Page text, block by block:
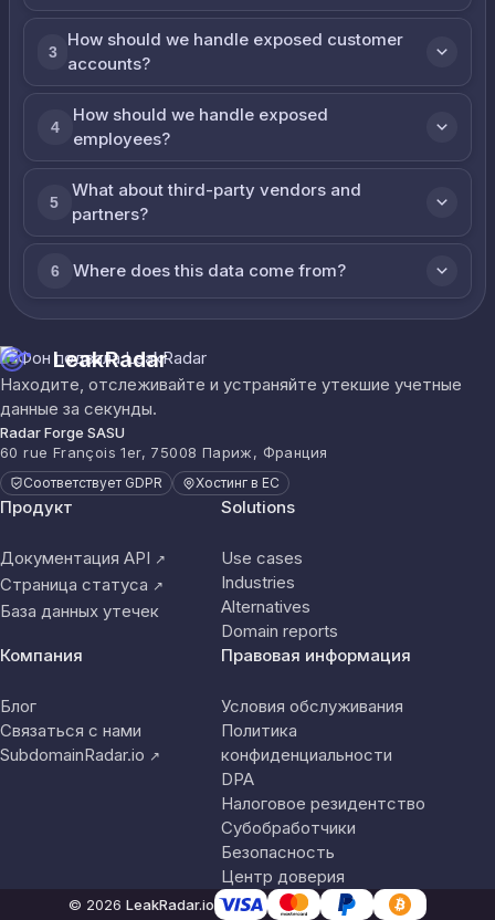
3
How should we handle exposed customer
accounts?
4
How should we handle exposed
employees?
5
What about third-party vendors and
partners?
6 Where does this data come from?
LeakRadar
Находите, отслеживайте и устраняйте утекшие учетные
данные за секунды.
Radar Forge SASU
60 rue François 1er, 75008 Париж, Франция
Соответствует GDPR Хостинг в ЕС
Продукт
Документация API ↗
Страница статуса ↗
База данных утечек
Solutions
Use cases
Industries
Alternatives
Domain reports
Компания
Блог
Связаться с нами
SubdomainRadar.io ↗
Правовая информация
Условия обслуживания
Политика
конфиденциальности
DPA
Налоговое резидентство
Субобработчики
Безопасность
Центр доверия
© 2026 LeakRadar.io